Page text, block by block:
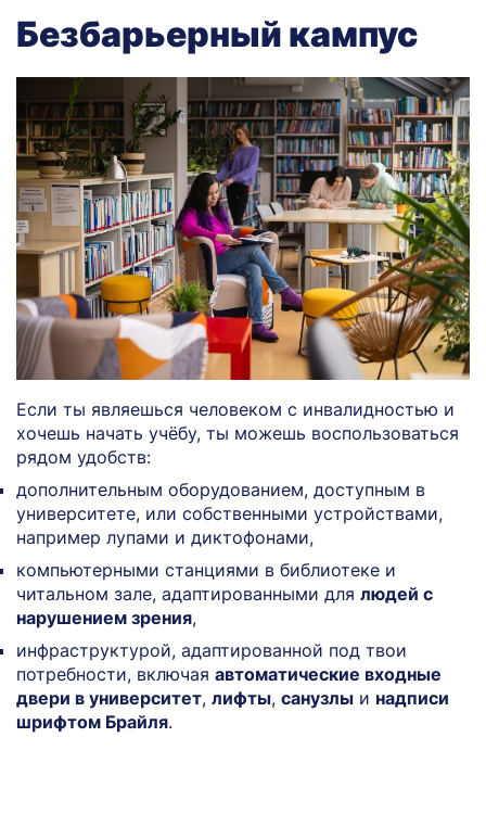
Безбарьерный кампус
Если ты являешься человеком с инвалидностью и
хочешь начать учёбу, ты можешь воспользоваться
рядом удобств:
дополнительным оборудованием, доступным в
университете, или собственными устройствами,
например лупами и диктофонами,
компьютерными станциями в библиотеке и
читальном зале, адаптированными для людей с
нарушением зрения,
инфраструктурой, адаптированной под твои
потребности, включая автоматические входные
двери в университет, лифты, санузлы и надписи
шрифтом Брайля.